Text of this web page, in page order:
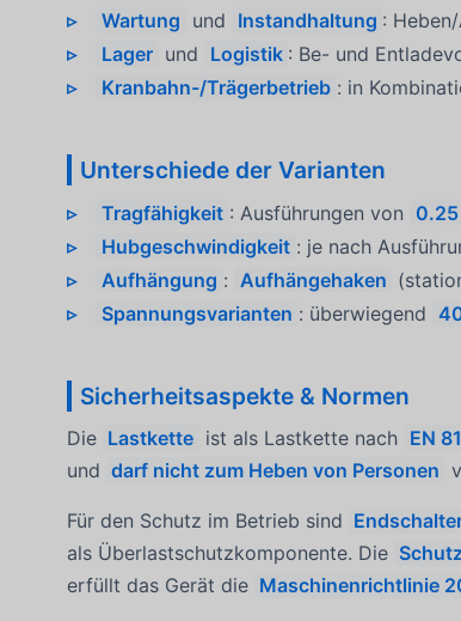
Wartung und Instandhaltung :
Lager und Logistik : Be- und
Kranbahn-/Trägerbetrieb : in
Unterschiede der Varianten
Tragfähigkeit : Ausführungen von 0.25
Hubgeschwindigkeit : je nach
Aufhängung : Aufhängehaken
Spannungsvarianten : überwiegend
Sicherheitsaspekte & Normen
Die Lastkette ist als Lastkette nach EN
und darf nicht zum Heben von Personen
Für den Schutz im Betrieb sind
als Überlastschutzkomponente. Die
erfüllt das Gerät die Maschinenrichtlinie